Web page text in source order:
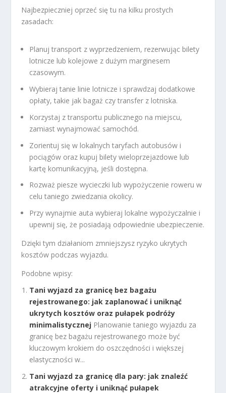
Najbezpieczniej oprzeć się tu na kilku prostych
zasadach:
Planuj transport z wyprzedzeniem, rezerwując bilety
lotnicze lub kolejowe z dużym marginesem
czasowym.
Wybieraj tanie linie lotnicze i sprawdzaj dodatkowe
opłaty, takie jak bagaż czy transfer z lotniska.
Korzystaj z transportu publicznego na miejscu,
zamiast wynajmować samochód.
Zorientuj się w lokalnych taryfach autobusów i
pociągów oraz kupuj bilety wieloprzejazdowe lub
kartę komunikacyjną, jeśli dostępna.
Rozważ piesze wycieczki lub wypożyczenie roweru w
celu taniego zwiedzania okolicy.
Przy wynajmie auta wybieraj lokalne wypożyczalnie i
upewnij się, że posiadają odpowiednie ubezpieczenie.
Dzięki tym działaniom zmniejszysz ryzyko ukrytych
kosztów podczas wyjazdu.
Podobne wpisy:
Tani wyjazd za granicę bez bagażu
rejestrowanego: jak zaplanować i uniknąć
ukrytych kosztów oraz pułapek podróży
minimalistycznej Planowanie taniego wyjazdu za
granicę bez bagażu rejestrowanego może być
kluczowym krokiem do oszczędności i większej
elastyczności w...
Tani wyjazd za granicę dla pary: jak znaleźć
atrakcyjne oferty i uniknąć pułapek